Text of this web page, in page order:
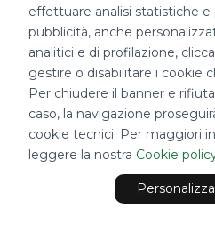
- Tecnocasa
legale in Via Monte
Rozzano (MI).
DPO
Il Titolare ha
Responsabile della
personali (di seguito,
presso
Tecnocasa
sede in Via Monte
effettuare analisi statistiche
pubblicità, anche
analitici e di profilazione,
gestire o disabilitare i cookie
Per chiudere il banner e
caso, la navigazione
cookie tecnici. Per maggiori
leggere la nostra Cookie
Personalizza